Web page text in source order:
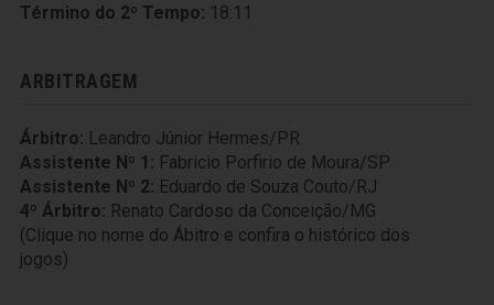
Término do 2º Tempo: 18:11
ARBITRAGEM
Árbitro: Leandro Júnior Hermes/PR
Assistente Nº 1: Fabricio Porfirio de Moura/SP
Assistente Nº 2: Eduardo de Souza Couto/RJ
4º Árbitro: Renato Cardoso da Conceição/MG
(Clique no nome do Ábitro e confira o histórico dos
jogos)